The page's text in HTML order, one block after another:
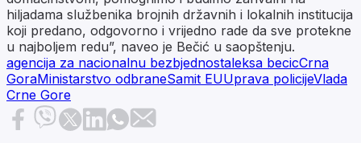
hiljadama službenika brojnih državnih i lokalnih institucija
koji predano, odgovorno i vrijedno rade da sve protekne
u najboljem redu”, naveo je Bečić u saopštenju.
agencija za nacionalnu bezbjednostaleksa becicCrna
GoraMinistarstvo odbraneSamit EUUprava policijeVlada
Crne Gore